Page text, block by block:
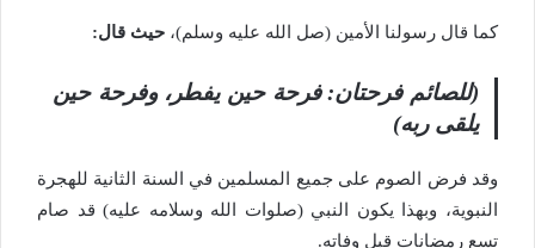
كما قال رسولنا الأمين (صل الله عليه وسلم)، حيث قال:
(للصائم فرحتان: فرحة حين يفطر، وفرحة حين
يلقى ربه)
وقد فرض الصوم على جميع المسلمين في السنة الثانية للهجرة
النبوية، وبهذا يكون النبي (صلوات الله وسلامه عليه) قد صام
تسع رمضانات قبل وفاته.